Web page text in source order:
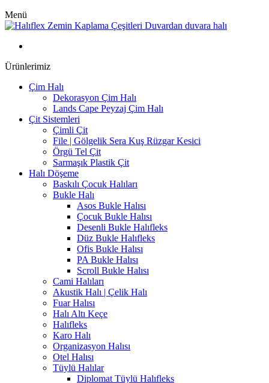
Menü
Ürünlerimiz
Çim Halı
Dekorasyon Çim Halı
Lands Cape Peyzaj Çim Halı
Çit Sistemleri
Çimli Çit
File | Gölgelik Sera Kuş Rüzgar Kesici
Örgü Tel Çit
Sarmaşık Plastik Çit
Halı Döşeme
Baskılı Çocuk Halıları
Bukle Halı
Asos Bukle Halısı
Çocuk Bukle Halısı
Desenli Bukle Halıfleks
Düz Bukle Halıfleks
Ofis Bukle Halısı
PA Bukle Halısı
Scroll Bukle Halısı
Cami Halıları
Akustik Halı | Çelik Halı
Fuar Halısı
Halı Altı Keçe
Halıfleks
Karo Halı
Organizasyon Halısı
Otel Halısı
Tüylü Halılar
Diplomat Tüylü Halıfleks